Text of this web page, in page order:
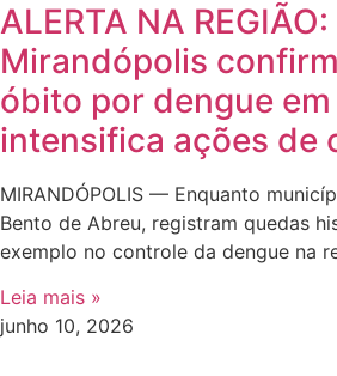
ALERTA NA REGIÃO:
Mirandópolis
óbito por dengue
intensifica ações de
MIRANDÓPOLIS — Enquanto
Bento de Abreu, registram quedas
exemplo no controle da dengue na
Leia mais »
junho 10, 2026